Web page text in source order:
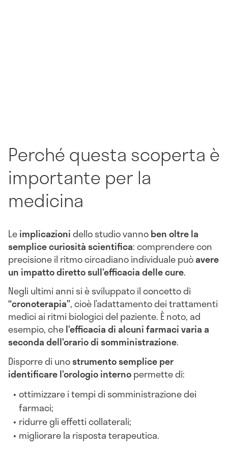
Perché questa scoperta è
importante per la
medicina
Leimplicazionidello studio vannoben oltre la
semplice curiositàscientifica: comprendere con
precisione il ritmo circadiano individuale puòavere
un impatto diretto sull’efficacia delle cure.
Negli ultimi anni si è sviluppato il concetto di
“cronoterapia”, cioè l’adattamento dei trattamenti
medici ai ritmi biologici del paziente. È noto, ad
esempio, chel’efficacia di alcuni farmaci varia a
seconda dell’orario di somministrazione.
Disporre di unostrumento semplice per
identificare l’orologio internopermette di:
ottimizzare i tempi di somministrazione dei
farmaci;
ridurre gli effetti collaterali;
migliorare la risposta terapeutica.